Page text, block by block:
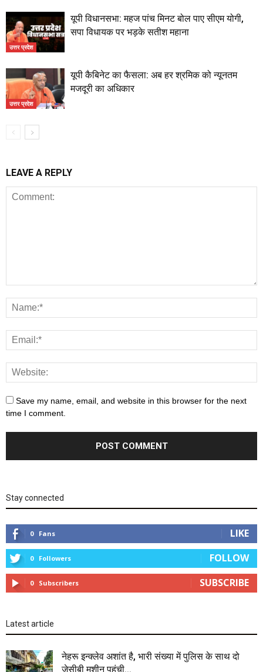
उत्तर प्रदेश
यूपी विधानसभा: महज पांच मिनट बोल पाए सीएम योगी,
सपा विधायक पर भड़के सतीश महाना
उत्तर प्रदेश
यूपी कैबिनेट का फैसला: अब हर श्रमिक को न्यूनतम
मजदूरी का अधिकार
LEAVE A REPLY
Save my name, email, and website in this browser for the next
time I comment.
Stay connected
0 Fans LIKE
0 Followers FOLLOW
0 Subscribers SUBSCRIBE
Latest article
नेहरू इन्क्लेव अशांत है, भारी संख्या में पुलिस के साथ दो
जेसीबी मशीन पहुंची...